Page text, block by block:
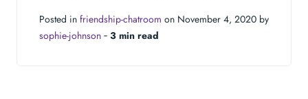
Posted in friendship-chatroom on November 4, 2020 by
sophie-johnson ‐ 3 min read